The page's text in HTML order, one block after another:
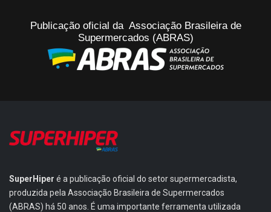
Publicação oficial da Associação Brasileira de
Supermercados (ABRAS)
SuperHiper é a publicação oficial do setor supermercadista,
produzida pela Associação Brasileira de Supermercados
(ABRAS) há 50 anos. É uma importante ferramenta utilizada